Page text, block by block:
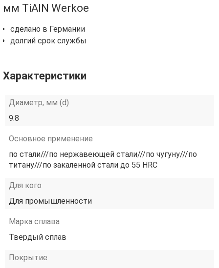
мм TiAlN Werkoe
сделано в Германии
долгий срок службы
Характеристики
Диаметр, мм (d)
9.8
Основное применение
по стали///по нержавеющей стали///по чугуну///по
титану///по закаленной стали до 55 HRC
Для кого
Для промышленности
Марка сплава
Твердый сплав
Покрытие